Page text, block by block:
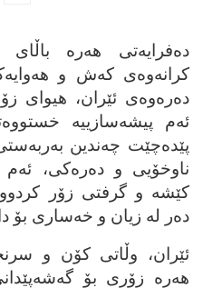
ده‌فرایه‌تی هه‌ره‌
کرانه‌وه‌ی که‌ش و
ده‌ره‌وه‌ی ئێران، هیوای
ئه‌م پیشه‌سازییه‌
پێده‌چێت چه‌ندین
ناوخۆیی و ده‌ره‌کی،
کێشه‌ و گرفتی زۆر
ده‌ر له‌ زیان و خه‌ساری بۆ
ئێران، وڵاتی کۆن و
هه‌ره‌ زۆری بۆ